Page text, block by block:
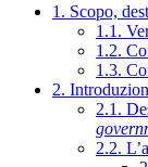
1. Scopo,
1.1.
1.2.
1.3.
2.
2.1.
2.2.